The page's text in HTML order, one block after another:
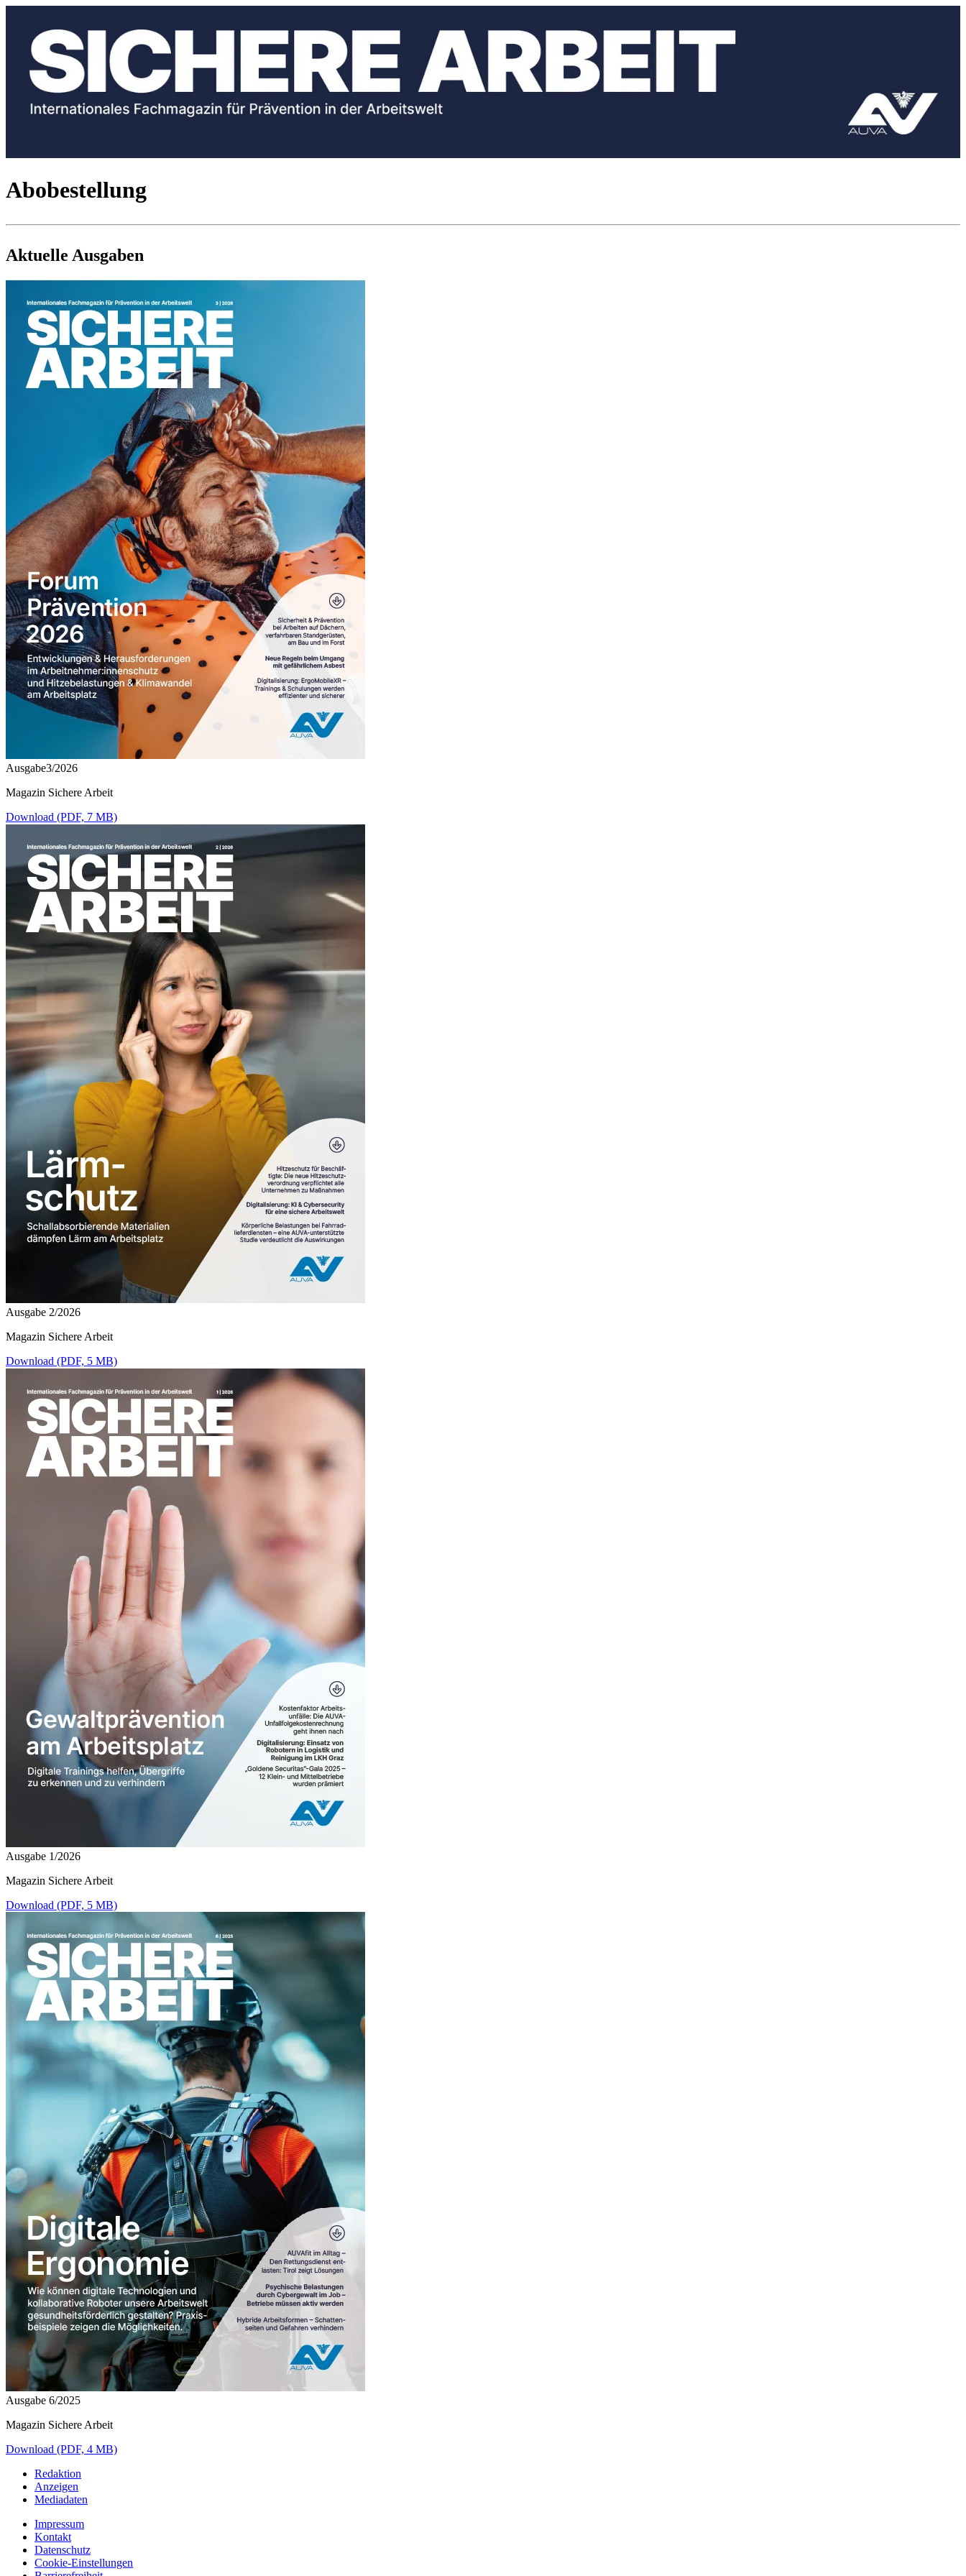
Abobestellung
Aktuelle Ausgaben
Ausgabe3/2026
Magazin Sichere Arbeit
Download (PDF, 7 MB)
Ausgabe 2/2026
Magazin Sichere Arbeit
Download (PDF, 5 MB)
Ausgabe 1/2026
Magazin Sichere Arbeit
Download (PDF, 5 MB)
Ausgabe 6/2025
Magazin Sichere Arbeit
Download (PDF, 4 MB)
Redaktion
Anzeigen
Mediadaten
Impressum
Kontakt
Datenschutz
Cookie-Einstellungen